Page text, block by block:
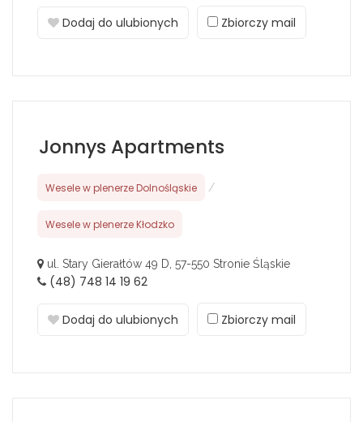
Dodaj do ulubionych Zbiorczy mail
Jonnys Apartments
Wesele w plenerze Dolnośląskie /
Wesele w plenerze Kłodzko
ul. Stary Gierałtów 49 D, 57-550 Stronie Śląskie
(48) 748 14 19 62
Dodaj do ulubionych Zbiorczy mail